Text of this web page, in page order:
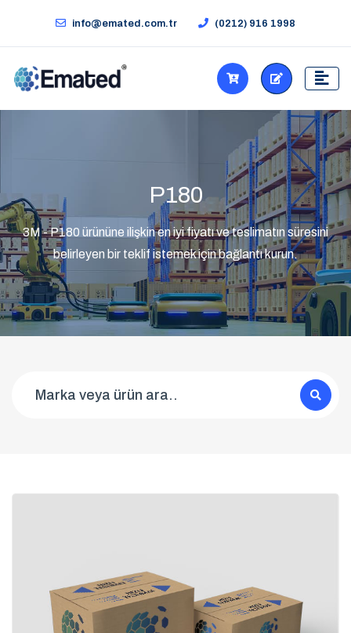
info@emated.com.tr (0212) 916 1998
P180
3M - P180 ürününe ilişkin en iyi fiyatı ve teslimatın süresini
belirleyen bir teklif istemek için bağlantı kurun.